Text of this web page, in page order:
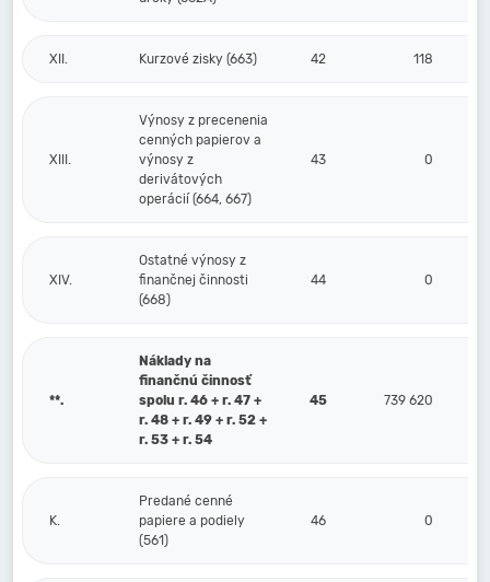
XII. Kurzové zisky (663) 42 118
XIII.
Výnosy z precenenia
cenných papierov a
výnosy z
derivátových
operácií (664, 667)
43 0
XIV.
Ostatné výnosy z
finančnej činnosti
(668)
44 0
**.
Náklady na
finančnú činnosť
spolu r. 46 + r. 47 +
r. 48 + r. 49 + r. 52 +
r. 53 + r. 54
45 739 620
K.
Predané cenné
papiere a podiely
(561)
46 0